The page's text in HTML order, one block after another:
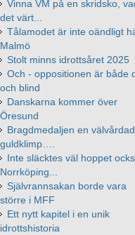
Vinna VM på en skridsko,
det värt...
Tålamodet är inte oändligt
Malmö
Stolt minns idrottsåret 2025
Och - oppositionen är både
och blind
Danskarna kommer över
Öresund
Bragdmedaljen en välvårdad
guldklimp….
Inte släcktes väl hoppet
Norrköping...
Självrannsakan borde vara
större i MFF
Ett nytt kapitel i en unik
idrottshistoria